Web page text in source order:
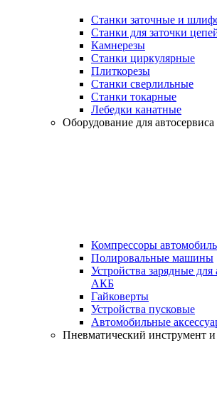
Станки заточные и
Станки для заточки
Камнерезы
Станки циркулярные
Плиткорезы
Станки сверлильные
Станки токарные
Лебедки канатные
Оборудование для автосервиса
Компрессоры
Полировальные машины
Устройства зарядные
АКБ
Гайковерты
Устройства пусковые
Автомобильные
Пневматический инструмент